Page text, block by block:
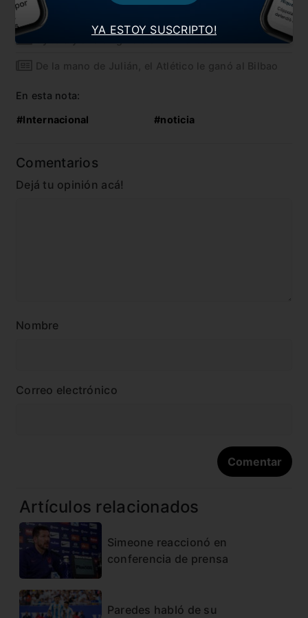
Paredes habló de su cruce con Messi
De la mano de Julián, el Atlético le ganó al Bilbao
En esta nota:
#Internacional #noticia
Comentarios
Dejá tu opinión acá!
Nombre
Correo electrónico
Artículos relacionados
Simeone reaccionó en
conferencia de prensa
Paredes habló de su
YA ESTOY SUSCRIPTO!